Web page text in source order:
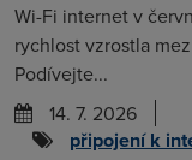
Wi-Fi internet v
rychlost vzrostla
Podívejte...
14. 7. 2026
připojení k